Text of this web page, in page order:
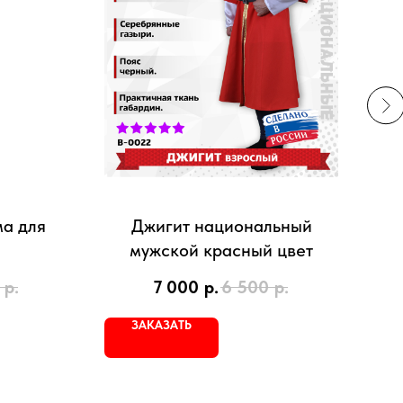
для
р.
Джигит национальный
мужской красный цвет
7 000 р.6 500 р.
ЗАКАЗАТЬ